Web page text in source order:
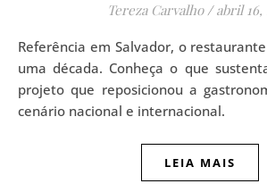
Tereza Carvalho / abril 16,
Referência em Salvador, o restaurante Origem completa
uma década. Conheça o que
projeto que reposicionou a
cenário nacional e internacional.
LEIA MAIS